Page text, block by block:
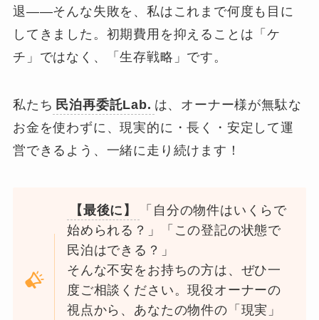
退——そんな失敗を、私はこれまで何度も目に
してきました。初期費用を抑えることは「ケ
チ」ではなく、「生存戦略」です。
私たち 民泊再委託Lab. は、オーナー様が無駄な
お金を使わずに、現実的に・長く・安定して運
営できるよう、一緒に走り続けます！
【最後に】
「自分の物件はいくらで
始められる？」「この登記の状態で
民泊はできる？」
そんな不安をお持ちの方は、ぜひ一
度ご相談ください。現役オーナーの
視点から、あなたの物件の「現実」